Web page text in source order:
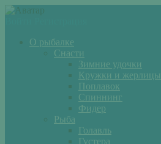
О рыбалке
Снасти
Зимние удочки
Кружки и жерлицы
Поплавок
Спиннинг
Фидер
Рыба
Голавль
Густера